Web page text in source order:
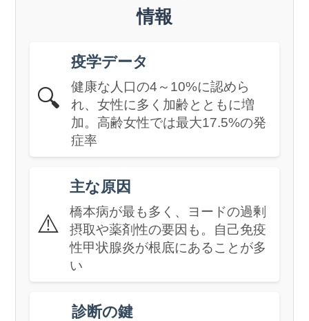
情報
🔍
疫学データ
健康な人口の4～10%に認めら
れ、女性に多く加齢とともに増
加。高齢女性では最大17.5%の発
症率
⚠️
主な原因
橋本病が最も多く、ヨードの過剰
摂取や薬剤性の要因も。自己免疫
性甲状腺炎が根底にあることが多
い
診断の鍵